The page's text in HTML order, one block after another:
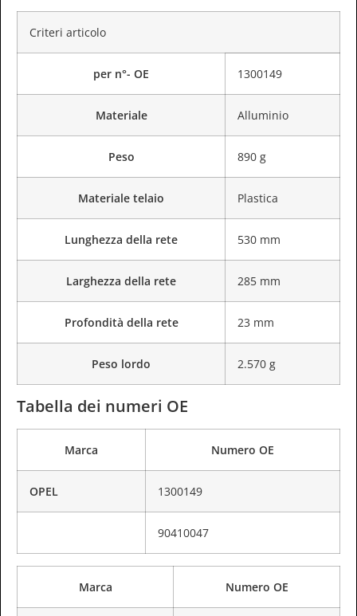
Criteri articolo
per n°- OE 1300149
Materiale Alluminio
Peso 890 g
Materiale telaio Plastica
Lunghezza della rete 530 mm
Larghezza della rete 285 mm
Profondità della rete 23 mm
Peso lordo 2.570 g
Tabella dei numeri OE
Marca Numero OE
OPEL 1300149
90410047
Marca Numero OE